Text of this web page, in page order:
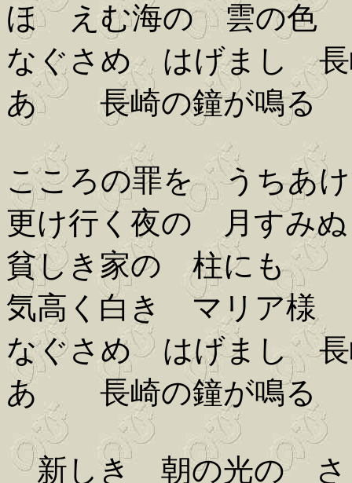
ほゝえむ海の 雲の色
なぐさめ はげまし 長
あゝ 長崎の鐘が鳴る
こころの罪を うちあ
更け行く夜の 月すみぬ
貧しき家の 柱にも
気高く白き マリア様
なぐさめ はげまし 長
あゝ 長崎の鐘が鳴る
新しき 朝の光の さ